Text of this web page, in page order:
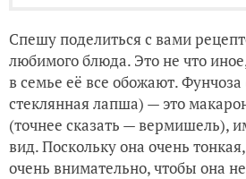
Спешу поделиться с вами
любимого блюда. Это не что
в семье её все обожают.
стеклянная лапша) — это
(точнее сказать — вермишель),
вид. Поскольку она очень
очень внимательно, чтобы она